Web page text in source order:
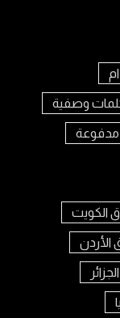
وصفية
مدفوعة
الكويت